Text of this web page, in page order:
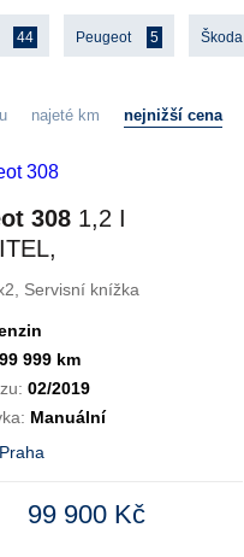
44 Peugeot 5 Škoda
najeté km nejnižší cena
308 1,2 I
KNIHA
Servisní knížka
999 km
02/2019
Manuální
99 900 Kč